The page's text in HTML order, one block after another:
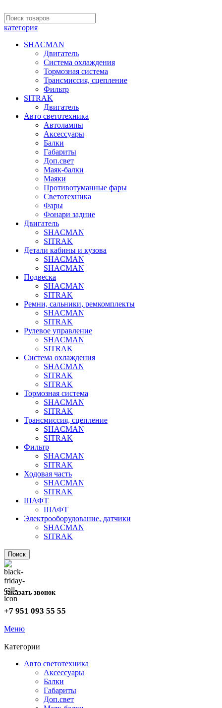
категория
SHACMAN
Двигатель
Система охлаждения
Тормозная система
Трансмиссия, сцепление
Фильтр
SITRAK
Двигатель
Авто светотехника
Автолампы
Аксессуары
Балки
Габариты
Доп.свет
Маяк-балки
Маяки
Противотуманные фары
Светотехника
Фары
Фонари задние
Двигатель
SHACMAN
SITRAK
Детали кабины и кузова
SHACMAN
SHACMAN
Подвеска
SHACMAN
SITRAK
Ремни, сальники, ремкомплекты
SHACMAN
SITRAK
Рулевое управление
SHACMAN
SITRAK
Система охлаждения
SHACMAN
SITRAK
SITRAK
Тормозная система
SHACMAN
SITRAK
Трансмиссия, сцепление
SHACMAN
SITRAK
Фильтр
SHACMAN
SITRAK
Ходовая часть
SHACMAN
SITRAK
ШАФТ
ШАФТ
Электрооборудование, датчики
SHACMAN
SITRAK
Поиск
Заказать звонок
+7 951 093 55 55
Меню
Категории
Авто светотехника
Аксессуары
Балки
Габариты
Доп.свет